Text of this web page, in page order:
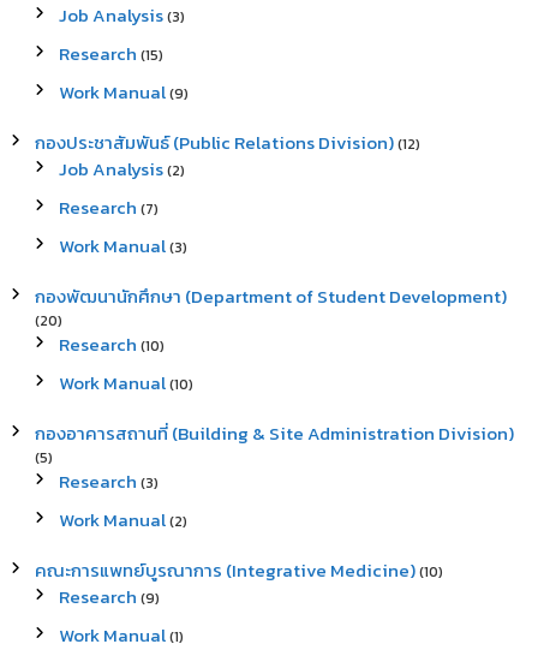
Job Analysis(3)
Research (15)
Work Manual(9)
กองประชาสัมพันธ์ (Public Relations Division)(12)
Job Analysis(2)
Research (7)
Work Manual(3)
กองพัฒนานักศึกษา (Department of Student Development)
(20)
Research (10)
Work Manual(10)
กองอาคารสถานที่ (Building & Site Administration Division)
(5)
Research (3)
Work Manual(2)
คณะการแพทย์บูรณาการ (Integrative Medicine)(10)
Research (9)
Work Manual(1)